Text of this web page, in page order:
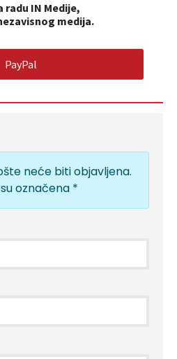
radu IN Medije,
medija.
PayPal
neće biti objavljena.
označena *